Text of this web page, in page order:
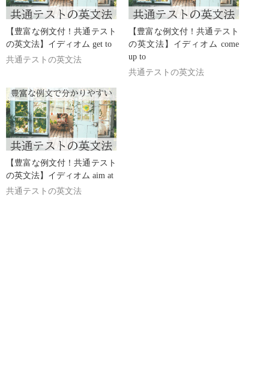
【豊富な例文付！共通テスト
の英文法】イディオム get to
共通テストの英文法
【豊富な例文付！共通テスト
の英文法】イディオム come
up to
共通テストの英文法
【豊富な例文付！共通テスト
の英文法】イディオム aim at
共通テストの英文法